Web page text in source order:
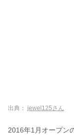
出典： jewel125さん
2016年1月オープン